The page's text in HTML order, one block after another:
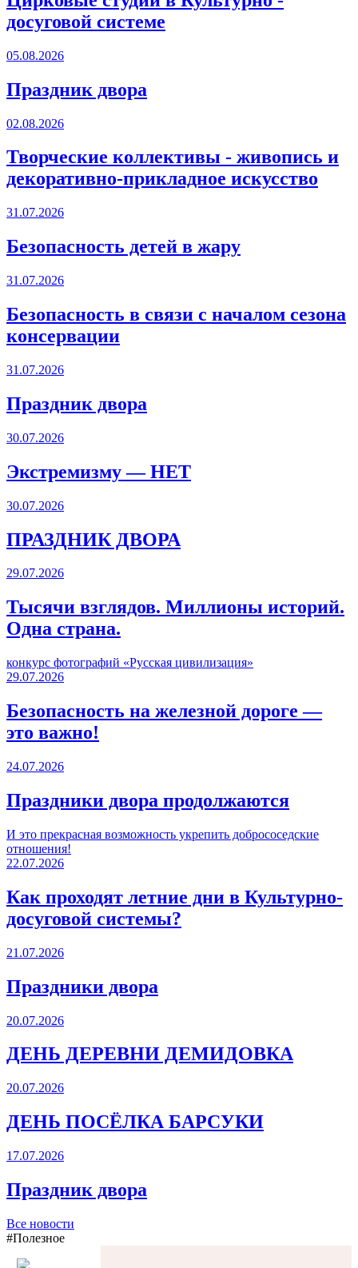
досуговой системе
05.08.2026
Праздник двора
02.08.2026
Творческие коллективы - живопись и
декоративно-прикладное искусство
31.07.2026
Безопасность детей в жару
31.07.2026
Безопасность в связи с началом сезона
консервации
31.07.2026
Праздник двора
30.07.2026
Экстремизму — НЕТ
30.07.2026
ПРАЗДНИК ДВОРА️
29.07.2026
Тысячи взглядов. Миллионы историй.
Одна страна.
конкурс фотографий «Русская цивилизация»
29.07.2026
Безопасность на железной дороге —
это важно!
24.07.2026
Праздники двора продолжаются
И это прекрасная возможность укрепить добрососедские
отношения!
22.07.2026
Как проходят летние дни в Культурно-
досуговой системы?
21.07.2026
Праздники двора
20.07.2026
ДЕНЬ ДЕРЕВНИ ДЕМИДОВКА
20.07.2026
ДЕНЬ ПОСЁЛКА БАРСУКИ
17.07.2026
Праздник двора
Все новости
#Полезное